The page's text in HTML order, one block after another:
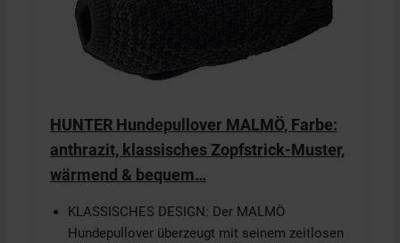
HUNTER Hundepullover MALMÖ, Farbe:
anthrazit, klassisches Zopfstrick-Muster,
wärmend & bequem…
KLASSISCHES DESIGN: Der MALMÖ
Hundepullover überzeugt mit seinem zeitlosen